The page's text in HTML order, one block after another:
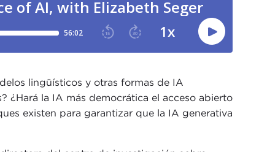
lingüísticos y otras formas de IA
¿Hará la IA más democrática el acceso abierto
existen para garantizar que la IA generativa